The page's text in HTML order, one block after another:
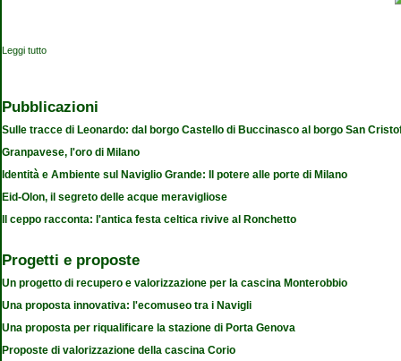
Leggi tutto
Pubblicazioni
Sulle tracce di Leonardo: dal borgo Castello di Buccinasco al borgo San
Granpavese, l'oro di Milano
Identità e Ambiente sul Naviglio Grande: Il potere alle porte di Milano
Eid-Olon, il segreto delle acque meravigliose
Il ceppo racconta: l'antica festa celtica rivive al Ronchetto
Progetti e proposte
Un progetto di recupero e valorizzazione per la cascina Monterobbio
Una proposta innovativa: l'ecomuseo tra i Navigli
Una proposta per riqualificare la stazione di Porta Genova
Proposte di valorizzazione della cascina Corio